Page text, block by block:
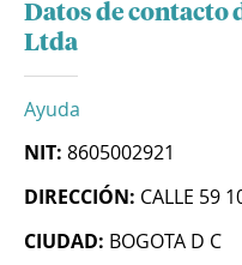
Datos de contacto
Ltda
Ayuda
NIT: 8605002921
DIRECCIÓN: CALLE 59
CIUDAD: BOGOTA D C